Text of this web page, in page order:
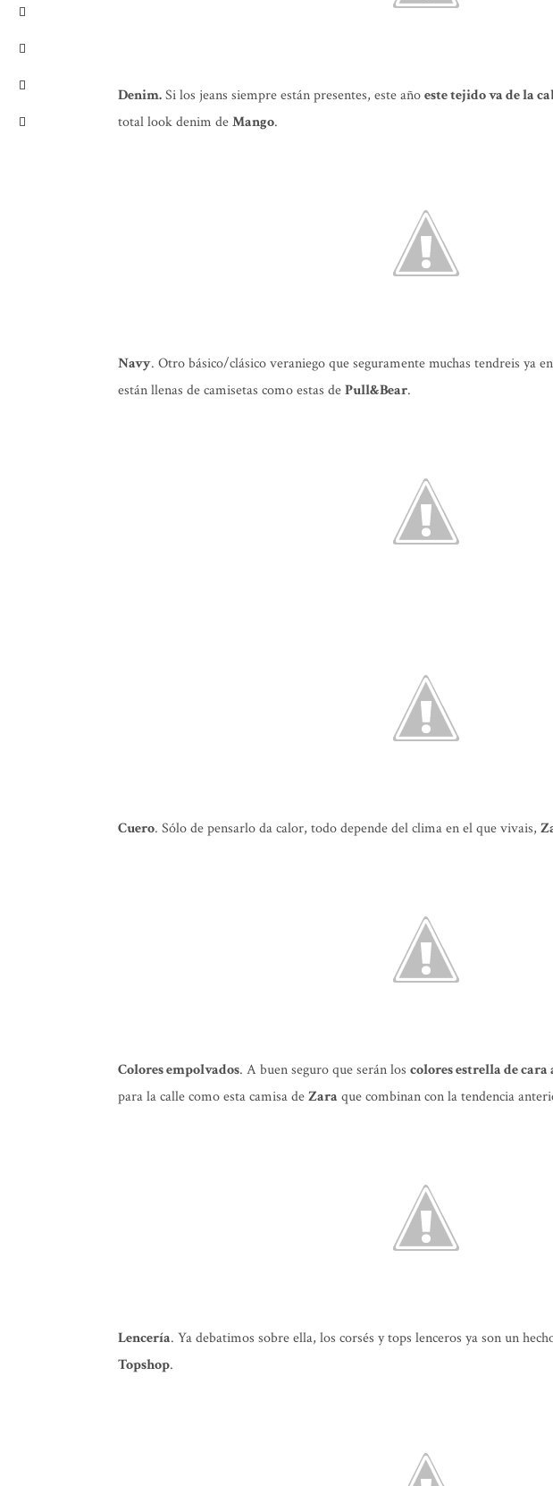
Denim.Si los jeans siempre están presentes, este añoeste tejido va de la
total look denim deMango.
Navy. Otro básico/clásico veraniego que seguramente muchas tendreis ya
están llenas de camisetas como estas dePull&Bear.
Cuero. Sólo de pensarlo da calor, todo depende del clima en el que vivais,
Colores empolvados. A buen seguro que serán los colores estrella de cara
para la calle como esta camisa deZara que combinan con la tendencia
Lencería. Ya debatimos sobre ella, los corsés y tops lenceros ya son un
Topshop.